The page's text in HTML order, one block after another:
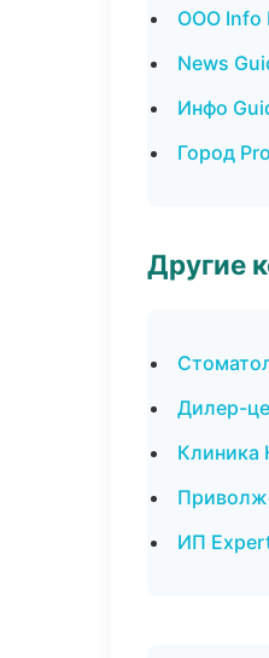
ООО Info
News
Инфо
Город
Другие
Дилер-
Клиника
ИП